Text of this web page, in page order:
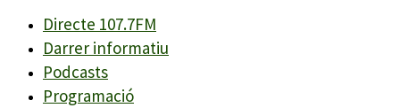
Directe 107.7FM
Darrer informatiu
Podcasts
Programació